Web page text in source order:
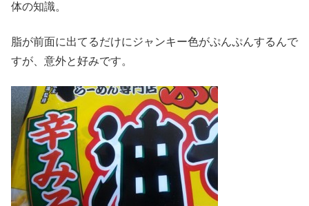
体の知識。
脂が前面に出てるだけにジャンキー色がぷんぷんするんで
すが、意外と好みです。